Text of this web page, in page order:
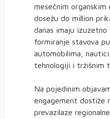
mesečnim organskim
dosežu do million
danas imaju izuzetno
formiranje stavova
automobilima,
tehnologiji i tržišnim
Na pojedinim
engagement dostiže
prevazilaze